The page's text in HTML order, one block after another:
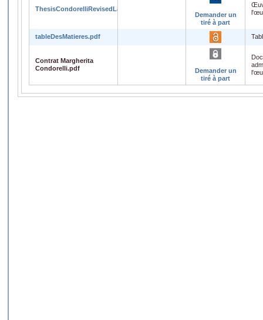
ThesisCondorelliRevisedLast.pdf
Demander un
tiré à part
tableDesMatieres.pdf
Contrat Margherita
Condorelli.pdf
Demander un
tiré à part